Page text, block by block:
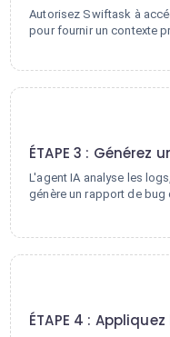
Autorisez Swiftask à
pour fournir un contexte
ÉTAPE 3 :
L'agent IA analyse les
génère un rapport de
ÉTAPE 4 :